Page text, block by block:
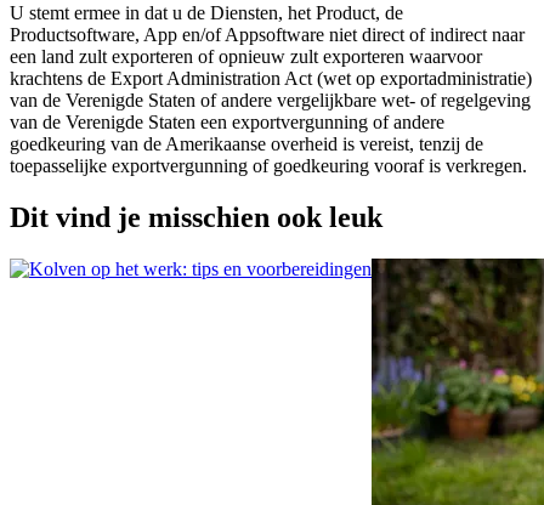
U stemt ermee in dat u de Diensten, het Product, de
Productsoftware, App en/of Appsoftware niet direct of indirect naar
een land zult exporteren of opnieuw zult exporteren waarvoor
krachtens de Export Administration Act (wet op exportadministratie)
van de Verenigde Staten of andere vergelijkbare wet- of regelgeving
van de Verenigde Staten een exportvergunning of andere
goedkeuring van de Amerikaanse overheid is vereist, tenzij de
toepasselijke exportvergunning of goedkeuring vooraf is verkregen.
Dit vind je misschien ook leuk